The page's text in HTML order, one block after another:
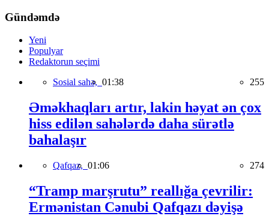
Gündəmdə
Yeni
Populyar
Redaktorun seçimi
Sosial sahə, 01:38 255
Əməkhaqları artır, lakin həyat ən çox
hiss edilən sahələrdə daha sürətlə
bahalaşır
Qafqaz, 01:06 274
“Tramp marşrutu” reallığa çevrilir:
Ermənistan Cənubi Qafqazı dəyişə